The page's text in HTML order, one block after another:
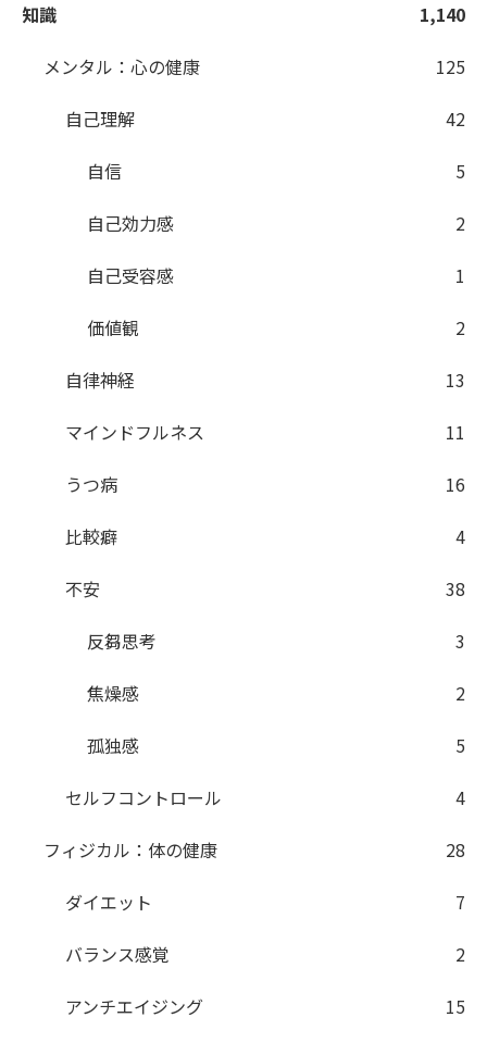
知識
1,140
メンタル：心の健康
125
自己理解
42
自信
5
自己効力感
2
自己受容感
1
価値観
2
自律神経
13
マインドフルネス
11
うつ病
16
比較癖
4
不安
38
反芻思考
3
焦燥感
2
孤独感
5
セルフコントロール
4
フィジカル：体の健康
28
ダイエット
7
バランス感覚
2
アンチエイジング
15